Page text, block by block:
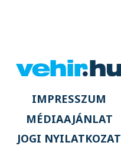
IMPRESSZUM
MÉDIAAJÁNLAT
JOGI NYILATKOZAT